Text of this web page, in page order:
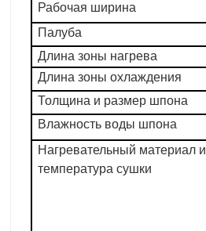
Рабочая ширина
Палуба
Длина зоны нагрева
Длина зоны охлаждения
Толщина и размер шпона
Влажность воды шпона
Нагревательный материал и
температура сушки